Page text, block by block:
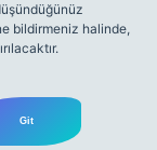
bildirmeniz halinde,